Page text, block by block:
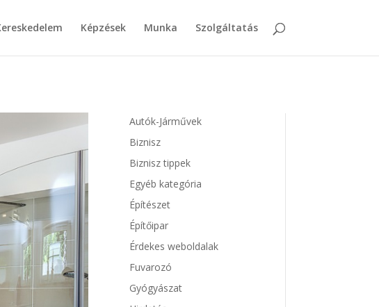
Képzések Munka Szolgáltatás
Autók-Járművek
Biznisz
Biznisz tippek
Egyéb kategória
Építészet
Építőipar
Érdekes weboldalak
Fuvarozó
Gyógyászat